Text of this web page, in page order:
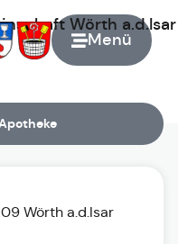
Menü
Wörth
Wörth a.d.Isar